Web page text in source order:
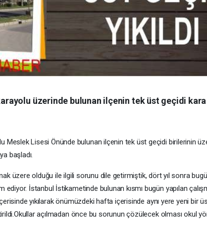
üzerinde bulunan ilçenin tek üst geçidi kara
Meslek Lisesi Önünde bulunan ilçenin tek üst geçidi birilerinin
başladı.
üzere olduğu ile ilgili sorunu dile getirmiştik, dört yıl sonra
ediyor. İstanbul İstikametinde bulunan kısmı bugün yapılan
yıkılarak önümüzdeki hafta içerisinde aynı yere yeni bir
açılmadan önce bu sorunun çözülecek olması okul